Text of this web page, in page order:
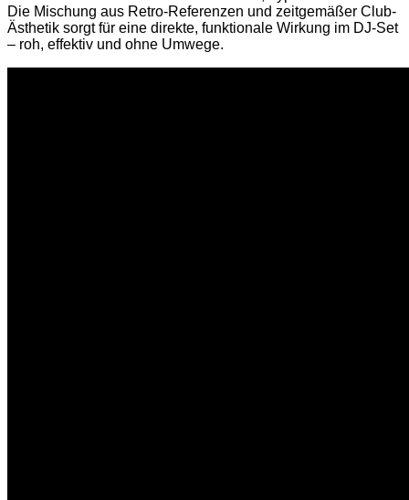
Die Mischung aus Retro-Referenzen und zeitgemäßer Club-
Ästhetik sorgt für eine direkte, funktionale Wirkung im DJ-Set
– roh, effektiv und ohne Umwege.